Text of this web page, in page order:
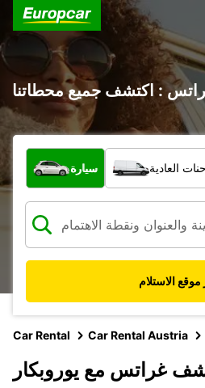
: اكتشف جميع محطاتنا
ما نوع المركبة؟
سيارة العادية
موقع الاستلام
Car Rental Car Rental Austria
غراتس مع يوروبكار